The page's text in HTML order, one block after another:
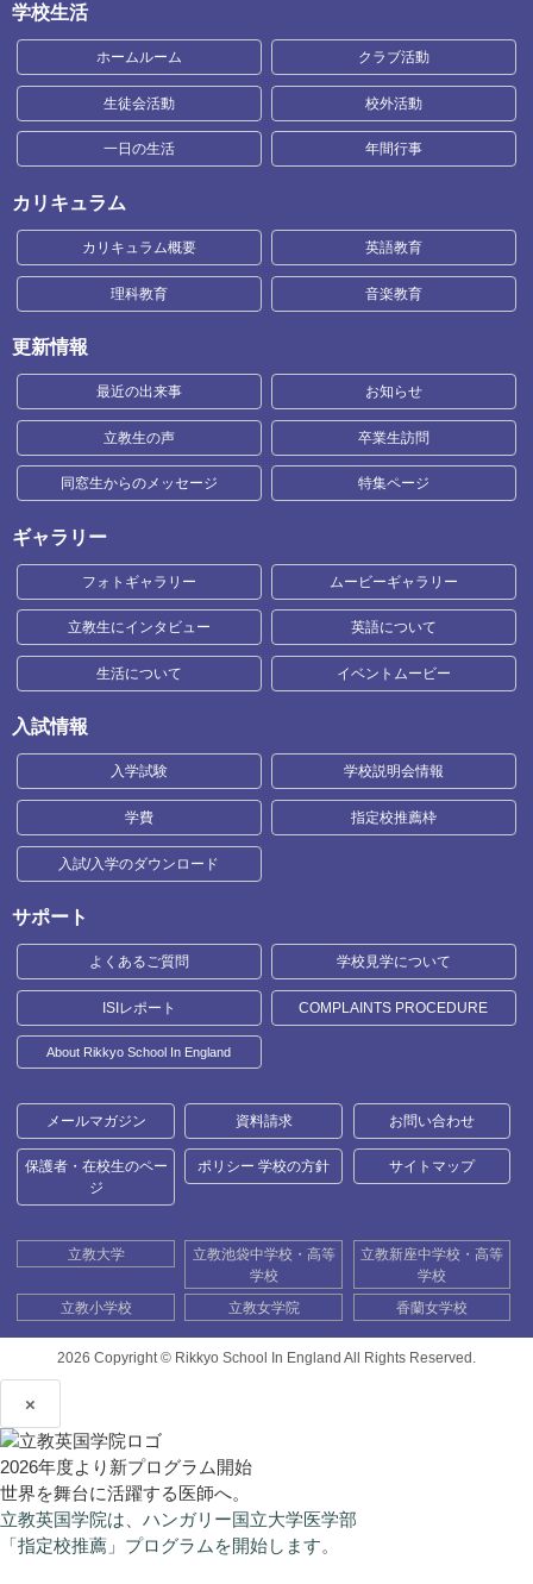
学校生活
ホームルーム クラブ活動
生徒会活動 校外活動
一日の生活 年間行事
カリキュラム
カリキュラム概要 英語教育
理科教育 音楽教育
更新情報
最近の出来事 お知らせ
立教生の声 卒業生訪問
同窓生からのメッセージ 特集ページ
ギャラリー
フォトギャラリー ムービーギャラリー
立教生にインタビュー 英語について
生活について イベントムービー
入試情報
入学試験 学校説明会情報
学費 指定校推薦枠
入試/入学のダウンロード
サポート
よくあるご質問 学校見学について
ISIレポート COMPLAINTS PROCEDURE
About Rikkyo School In England
メールマガジン 資料請求 お問い合わせ
保護者・在校生のペー
ジ
ポリシー 学校の方針 サイトマップ
立教大学
立教池袋中学校・高等
学校
立教新座中学校・高等
学校
立教小学校
立教女学院 香蘭女学校
2026 Copyright © Rikkyo School In England All Rights Reserved.
×
2026年度より新プログラム開始
世界を舞台に活躍する医師へ。
立教英国学院は、ハンガリー国立大学医学部
「指定校推薦」プログラムを開始します。